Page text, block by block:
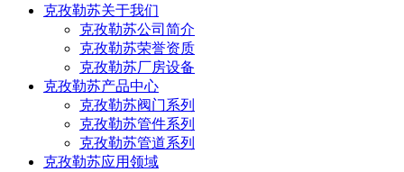
克孜勒苏关于我们
克孜勒苏公司简介
克孜勒苏荣誉资质
克孜勒苏厂房设备
克孜勒苏产品中心
克孜勒苏阀门系列
克孜勒苏管件系列
克孜勒苏管道系列
克孜勒苏应用领域